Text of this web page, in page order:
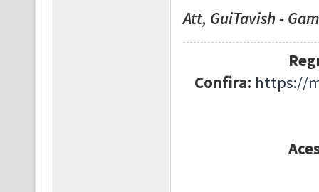
Att, GuiTavish -
Confira: https://